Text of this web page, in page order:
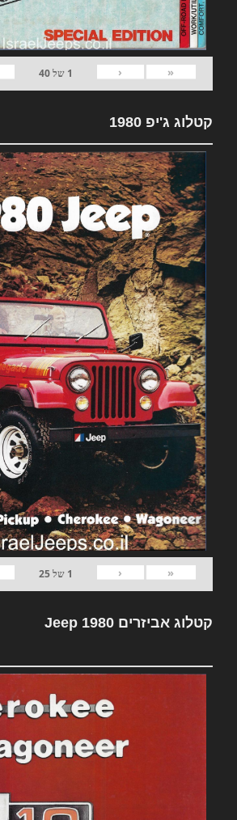
«
‹
1 של40
קטלוג ג'יפ 1980
«
‹
1 של25
קטלוג אביזרים Jeep 1980